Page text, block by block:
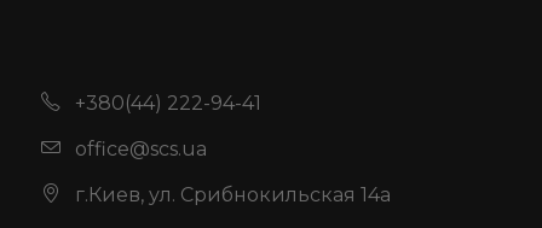
+380(44) 222-94-41
office@scs.ua
г.Киев, ул. Срибнокильская 14а